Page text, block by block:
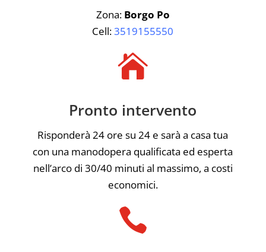
Zona: Borgo Po
Cell:3519155550

Pronto intervento
Risponderà 24 ore su 24 e sarà a casa tua
con una manodopera qualificata ed esperta
nell’arco di 30/40 minuti al massimo, a costi
economici.
